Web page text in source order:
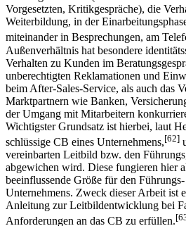
Führungsverhalten (Kommunikation
Vorgesetzten, Kritikgespräche), die
Weiterbildung, in der
miteinander in Besprechungen, am
Außenverhältnis hat besondere
Verhalten zu Kunden im
unberechtigten Reklamationen und
beim After-Sales-Service, als auch das
Marktpartnern wie Banken,
der Umgang mit Mitarbeitern
Wichtigster Grundsatz ist hierbei, laut
schlüssige CB eines Unternehmens,[62]
vereinbarten Leitbild bzw. den
abgewichen wird. Diese fungieren hier
beeinflussende Größe für den
Unternehmens. Zweck dieser Arbeit ist
Anleitung zur Leitbildentwicklung bei